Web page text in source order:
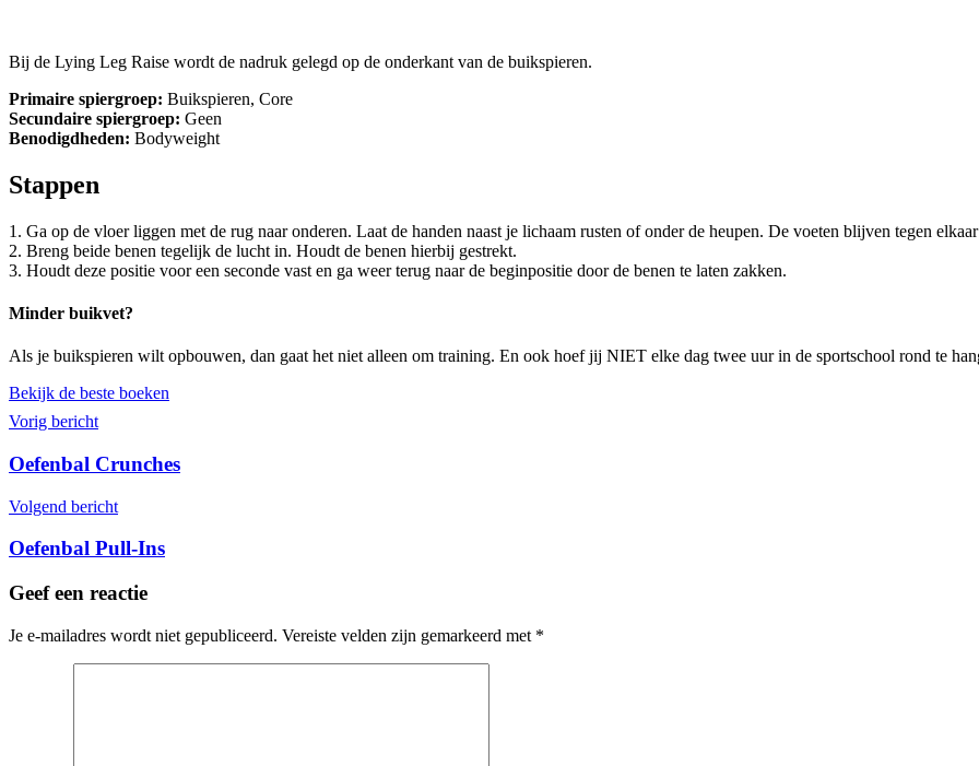
Bij de Lying Leg Raise wordt de nadruk gelegd op de onderkant van de buikspieren.
Primaire spiergroep: Buikspieren, Core
Secundaire spiergroep: Geen
Benodigdheden: Bodyweight
Stappen
1. Ga op de vloer liggen met de rug naar onderen. Laat de handen naast je lichaam rusten of onder de heupen. De voeten blijven tegen
2. Breng beide benen tegelijk de lucht in. Houdt de benen hierbij gestrekt.
3. Houdt deze positie voor een seconde vast en ga weer terug naar de beginpositie door de benen te laten zakken.
Minder buikvet?
Als je buikspieren wilt opbouwen, dan gaat het niet alleen om training. En ook hoef jij NIET elke dag twee uur in de sportschool rond te
Bekijk de beste boeken
Vorig bericht
Oefenbal Crunches
Volgend bericht
Oefenbal Pull-Ins
Geef een reactie
Je e-mailadres wordt niet gepubliceerd. Vereiste velden zijn gemarkeerd met *